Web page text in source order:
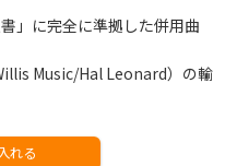
」に完全に準拠した併用曲
Music/Hal Leonard）の輸
れる